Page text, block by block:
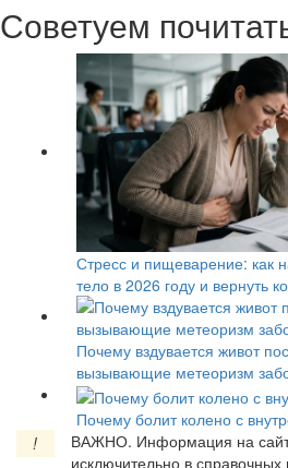
Советуем
Стресс и пищеварение: как
тело в 2026 году и вернуть
Почему вздувается живот
вызывающие метеоризм
Почему болит колено с
!
ВАЖНО. Информация на
исключительно в